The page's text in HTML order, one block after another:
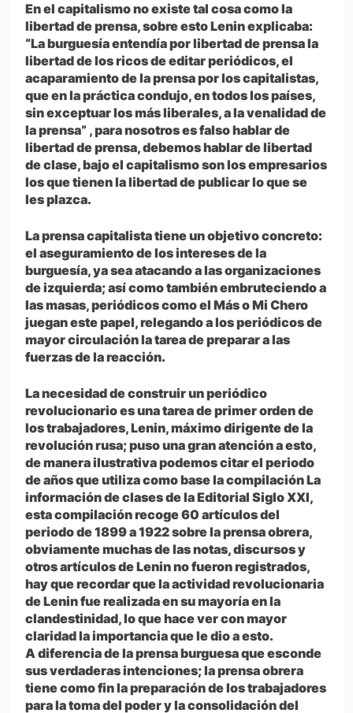
En el capitalismo no existe tal cosa como la
libertad de prensa, sobre esto Lenin explicaba:
“La burguesía entendía por libertad de prensa la
libertad de los ricos de editar periódicos, el
acaparamiento de la prensa por los capitalistas,
que en la práctica condujo, en todos los países,
sin exceptuar los más liberales, a la venalidad de
la prensa” , para nosotros es falso hablar de
libertad de prensa, debemos hablar de libertad
de clase, bajo el capitalismo son los empresarios
los que tienen la libertad de publicar lo que se
les plazca.
La prensa capitalista tiene un objetivo concreto:
el aseguramiento de los intereses de la
burguesía, ya sea atacando a las organizaciones
de izquierda; así como también embruteciendo a
las masas, periódicos como el Más o Mi Chero
juegan este papel, relegando a los periódicos de
mayor circulación la tarea de preparar a las
fuerzas de la reacción.
La necesidad de construir un periódico
revolucionario es una tarea de primer orden de
los trabajadores, Lenin, máximo dirigente de la
revolución rusa; puso una gran atención a esto,
de manera ilustrativa podemos citar el periodo
de años que utiliza como base la compilación La
información de clases de la Editorial Siglo XXI,
esta compilación recoge 60 artículos del
periodo de 1899 a 1922 sobre la prensa obrera,
obviamente muchas de las notas, discursos y
otros artículos de Lenin no fueron registrados,
hay que recordar que la actividad revolucionaria
de Lenin fue realizada en su mayoría en la
clandestinidad, lo que hace ver con mayor
claridad la importancia que le dio a esto.
A diferencia de la prensa burguesa que esconde
sus verdaderas intenciones; la prensa obrera
tiene como fin la preparación de los trabajadores
para la toma del poder y la consolidación del